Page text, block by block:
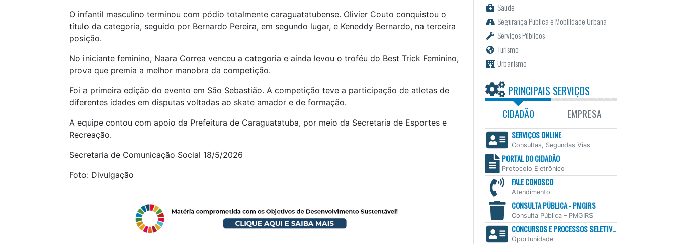
O infantil masculino terminou com pódio totalmente caraguatatubense. Olivier Couto conquistou o
título da categoria, seguido por Bernardo Pereira, em segundo lugar, e Keneddy Bernardo, na terceira
posição.
No iniciante feminino, Naara Correa venceu a categoria e ainda levou o troféu do Best Trick Feminino,
prova que premia a melhor manobra da competição.
Foi a primeira edição do evento em São Sebastião. A competição teve a participação de atletas de
diferentes idades em disputas voltadas ao skate amador e de formação.
A equipe contou com apoio da Prefeitura de Caraguatatuba, por meio da Secretaria de Esportes e
Recreação.
Secretaria de Comunicação Social 18/5/2026
Foto: Divulgação
Saúde
Segurança Pública e Mobilidade Urbana
Serviços Públicos
Turismo
Urbanismo
PRINCIPAIS SERVIÇOS
CIDADÃO EMPRESA
SERVIÇOS ONLINE
Consultas, Segundas Vias
PORTAL DO CIDADÃO
Protocolo Eletrônico
FALE CONOSCO
Atendimento
CONSULTA PÚBLICA - PMGIRS
Consulta Pública – PMGIRS
CONCURSOS E PROCESSOS SELETIVOS
Oportunidade